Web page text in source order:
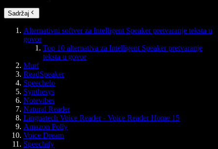
Sadržaj
Alternativni softver za Intelligent Speaker pretvaranje teksta u
govor
Top 10 alternativa za Intelligent Speaker pretvaranje
teksta u govor
Murf
ReadSpeaker
Speechelo
Synthesys
Notevibes
Natural Reader
Linguatech Voice Reader - Voice Reader Home 15
Amazon Polly
Voice Dream
Speechify